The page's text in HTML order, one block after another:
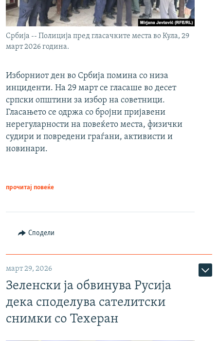
Србија -- Полиција пред гласачките места во Кула, 29
март 2026 година.
Изборниот ден во Србија помина со низа
инциденти. На 29 март се гласаше во десет
српски општини за избор на советници.
Гласањето се одржа со бројни пријавени
нерегуларности на повеќето места, физички
судири и повредени граѓани, активисти и
новинари.
прочитај повеќе
Сподели
март 29, 2026
Зеленски ја обвинува Русија
дека споделува сателитски
снимки со Техеран